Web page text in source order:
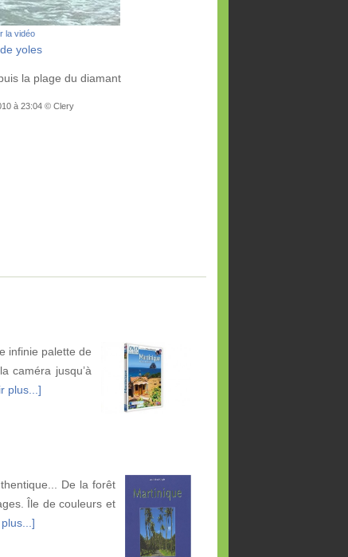
la vidéo
yoles
la plage du diamant
à 23:04 © Clery
infinie palette de
caméra jusqu’à
plus...]
De la forêt
Île de couleurs et